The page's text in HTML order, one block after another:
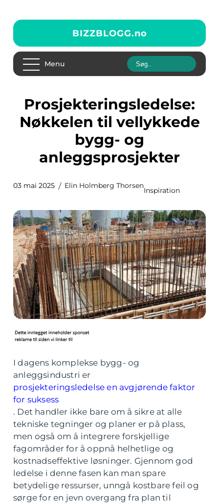
BIZZBLOGG.no
Menu
Prosjekteringsledelse:
Nøkkelen til vellykkede
bygg- og
anleggsprosjekter
03 mai 2025 Elin Holmberg Thorsen
Inspiration
I dagens komplekse bygg- og
anleggsindustri er
prosjekteringsledelse en avgjørende faktor
for suksess
. Det handler ikke bare om å sikre at alle
tekniske tegninger og planer er på plass,
men også om å integrere forskjellige
fagområder for å oppnå helhetlige og
kostnadseffektive løsninger. Gjennom god
ledelse i denne fasen kan man spare
betydelige ressurser, unngå kostbare feil og
sørge for en jevn overgang fra plan til